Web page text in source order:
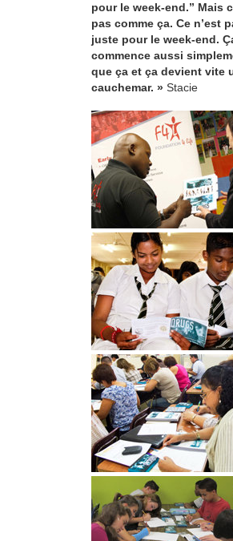
pour le week-end.” Mais
pas comme ça. Ce n’est
juste pour le week-end.
commence aussi
que ça et ça devient vite
cauchemar. » Stacie